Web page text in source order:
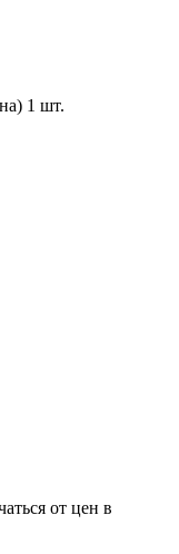
1 шт.
от цен в